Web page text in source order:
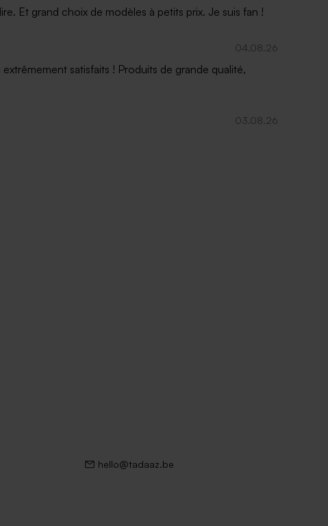
Et grand choix de modèles à petits prix. Je suis fan !
04.08.26
satisfaits ! Produits de grande qualité,
03.08.26
hello@tadaaz.be